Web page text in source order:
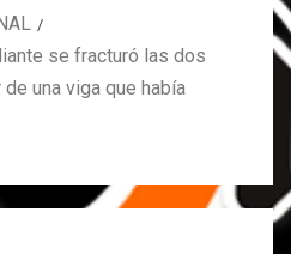
se fracturó las dos
una viga que había